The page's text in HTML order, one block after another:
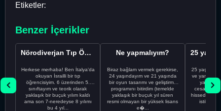
Etiketler:
Benzer İçerikler
Nörodiverjan Tıp Öğrencisi Yeni Bir Yol Arıyor
Herkese merhaba! Ben İtalya'da
okuyan İsrailli bir tıp
öğrencisiyim. 6 üzerinden 5.
sınıftayım ve teorik olarak
yaklaşık bir buçuk yılım kaldı
ama son 7-neredeyse 8 yılımı
bu 4 yıl...
Ne yapmalıyım?
Biraz bağlam vermek gerekirse,
24 yaşındayım ve 21 yaşında
bir oyun tasarımı ve geliştirme
programını bitirdim (temelde
yaklaşık bir buçuk yıl süren
resmi olmayan bir yüksek lisans
e�...
25
ve yanlış
cesaretimin